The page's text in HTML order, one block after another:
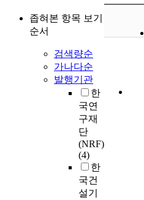
좁혀본 항목 보기
순서
검색량순
가나다순
발행기관
한
국연
구재
단
(NRF)
(4)
한
국건
설기